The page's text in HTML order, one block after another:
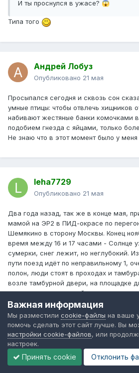
И ты проснулся в ужасе? 😱
Типа того
Андрей Лобуз
Опубликовано 21 мая
Просыпался сегодня и сквозь сон
умные птицы: чтобы отвлечь хищников
набивают жестяные банки комочками
подобием гнезда с яйцами, только
Не знаю что в этот момент было у меня
leha7729
Опубликовано 21 мая
Два года назад, так же в конце мая,
мамой на ЭР2 в ПИД-окрасе по
Шемякино в сторону Москвы. Конец
время между 16 и 17 часами - Солнце
сумерки, снег лежит, но неглубокий.
пути поезд идёт по неправильному 1,
полон, люди стоят в проходах и
возле тамбурной двери, на площадке
окном совсем не такой, как на самом
насыпи, справа по ходу стоят
начале перегона Нара - Латышская
Видно, как во дворе играют дети,
останавливается возле домов. На 2
сторону Малого медленно движется
машиной. По насыпи поднимается
60, передвигающаяся с трудом - и
Важная информация
Мы разместили cookie-файлы на ваше
помочь сделать этот сайт лучше. Вы
настройки cookie-файлов, или
настроек.
Принять cookie Отклонить